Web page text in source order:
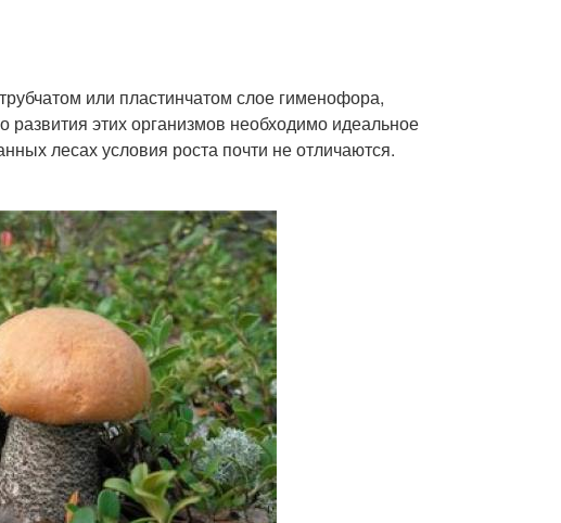
или пластинчатом слое гименофора,
этих организмов необходимо идеальное
лесах условия роста почти не отличаются.